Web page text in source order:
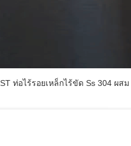
ท่อไร้รอยเหล็กไร้ขัด Ss 304 ผสม